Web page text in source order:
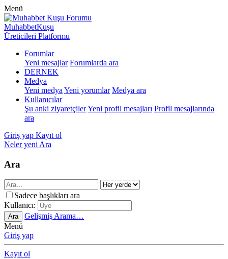
Menü
MuhabbetKuşu
Üreticileri Platformu
Forumlar
Yeni mesajlar Forumlarda ara
DERNEK
Medya
Yeni medya Yeni yorumlar Medya ara
Kullanıcılar
Şu anki ziyaretçilerYeni profil mesajları Profil mesajlarında
ara
Giriş yap Kayıt ol
Neler yeni Ara
Ara
Sadece başlıkları ara
Kullanıcı:
Ara
Gelişmiş Arama…
Menü
Giriş yap
Kayıt ol